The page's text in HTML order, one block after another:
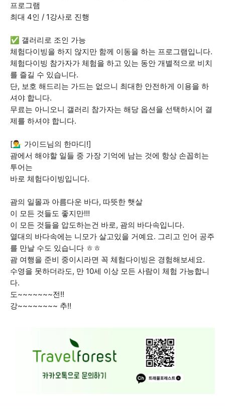
프로그램
최대 4인 / 1강사로 진행
✅ 갤러리로 조인 가능
체험다이빙을 하지 않지만 함께 이동을 하는 프로그램입니다.
체험다이빙 참가자가 체험을 하고 있는 동안 개별적으로 비치
를 즐길 수 있습니다.
단, 보호 해드리는 가드는 없으니 최대한 안전하게 이용을 하
셔야 합니다.
무료는 아니오니 갤러리 참가자는 해당 옵션을 선택하시어 결
제를 하셔야 합니다.
[💁‍♂️ 가이드님의 한마디!]
괌에서 해야할 일들 중 가장 기억에 남는 것에 항상 손꼽히는
투어는
바로 체험다이빙입니다.
괌의 일몰과 아름다운 바다, 따뜻한 햇살
이 모든 것들도 좋지만!!!
이 모든 것들을 압도하는건 바로, 괌의 바다속입니다.
열대의 바다속에는 니모가 살고있을 거예요. 그리고 인어 공주
를 만날 수도 있습니다 ㅎㅎ
괌 여행을 준비 중이시라면 꼭 체험다이빙은 경험해보세요.
수영을 못하더라도, 만 10세 이상 모든 사람이 체험 가능합니
다.
도~~~~~~~전!!
강~~~~~~~~ 추!!